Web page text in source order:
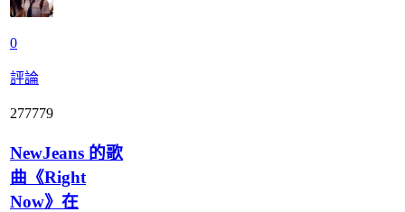
0
評論
277779
NewJeans 的歌
曲《Right
Now》在